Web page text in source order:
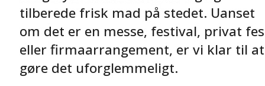
tilberede frisk mad på stedet. Uanset
om det er en messe, festival, privat
eller firmaarrangement, er vi klar til at
gøre det uforglemmeligt.